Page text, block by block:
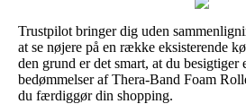
Trustpilot bringer dig uden
at se nøjere på en række eksisterende
den grund er det smart, at du besigtiger
bedømmelser af Thera-Band Foam
du færdiggør din shopping.